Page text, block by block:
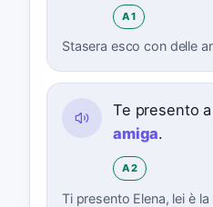
A1
Stasera esco con delle
Te presento
amiga.
A2
Ti presento Elena, lei è la